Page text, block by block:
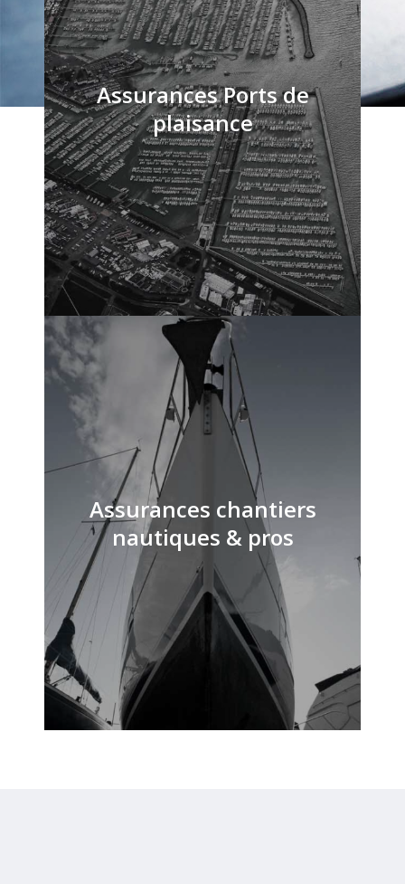
Assurances Ports de
plaisance
Assurances chantiers
nautiques & pros